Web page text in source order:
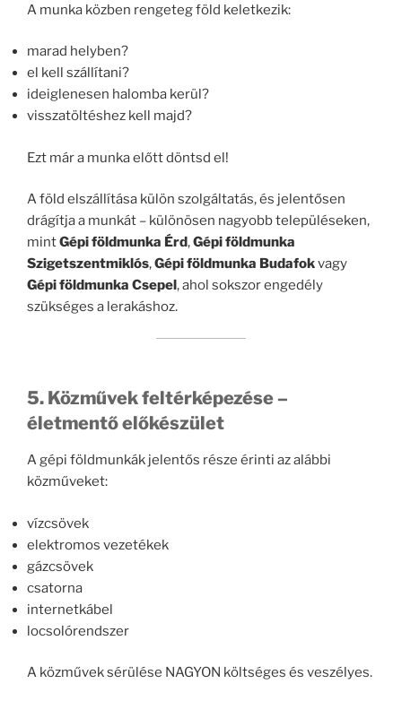
A munka közben rengeteg föld keletkezik:
marad helyben?
el kell szállítani?
ideiglenesen halomba kerül?
visszatöltéshez kell majd?
Ezt már a munka előtt döntsd el!
A föld elszállítása külön szolgáltatás, és jelentősen
drágítja a munkát – különösen nagyobb településeken,
mintGépi földmunka Érd,Gépi földmunka
Szigetszentmiklós,Gépi földmunka Budafokvagy
Gépi földmunka Csepel , ahol sokszor engedély
szükséges a lerakáshoz.
5. Közművek feltérképezése –
életmentő előkészület
A gépi földmunkák jelentős része érinti az alábbi
közműveket:
vízcsövek
elektromos vezetékek
gázcsövek
csatorna
internetkábel
locsolórendszer
A közművek sérülése NAGYON költséges és veszélyes.